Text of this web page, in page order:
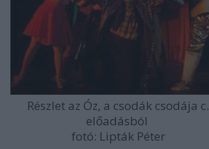
Részlet az Óz, a csodák csodája c.
előadásból
fotó: Lipták Péter